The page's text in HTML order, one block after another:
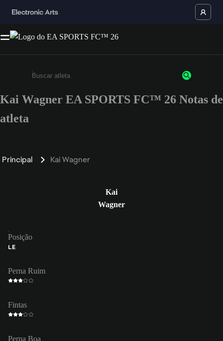
Insira pelo menos 3 caracteres ou números
Kai Wagner EA SPORTS FC™ 26 Notas de
atleta
Principal Kai Wagner
Kai
Wagner
Posição
LE
Perna Ruim
Fintas
Perna Boa